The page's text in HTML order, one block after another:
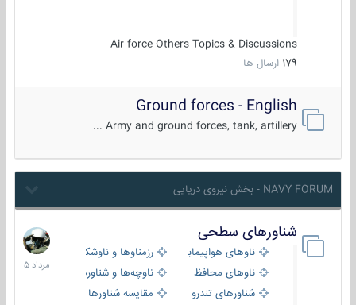
Air force Others Topics & Discussions
179 ارسال ها
Ground forces - English
Army and ground forces, tank, artillery ...
NAVY FORUM - بخش نیروی دریایی
شناورهای سطحی
ناوهای هواپیمابر و بالگرد بررزمناوها و ناوشکن‌ها
ناوهای محافظ
ناوچه‌ها و شناورهای گشتی
شناورهای تندرو
مقایسه شناورها
2
مرداد
1405